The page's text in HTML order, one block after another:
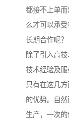
都接不上单
么才可以承
长期合作呢？
除了引入高
技术经验及服
只有在这几
的优势。自
生产，一次的